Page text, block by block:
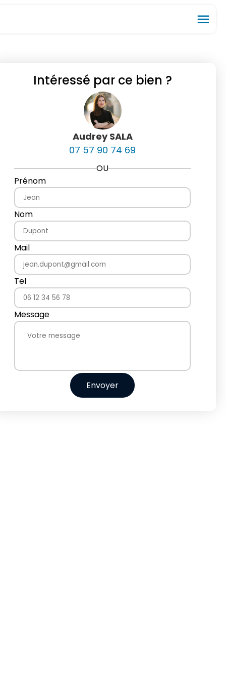
menu
Intéressé par ce bien ?
Audrey SALA
07 57 90 74 69
OU
Prénom
Nom
Mail
Tel
Message
Envoyer